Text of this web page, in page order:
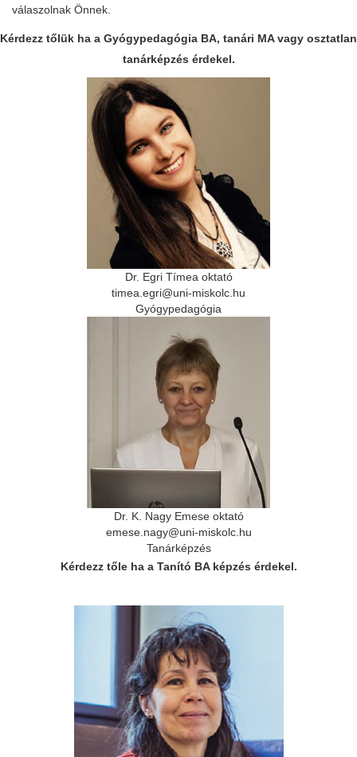
válaszolnak Önnek.
Kérdezz tőlük ha a Gyógypedagógia BA, tanári MA vagy osztatlan
tanárképzés érdekel.
Dr. Egri Tímea oktató
timea.egri@uni-miskolc.hu
Gyógypedagógia
Dr. K. Nagy Emese oktató
emese.nagy@uni-miskolc.hu
Tanárképzés
Kérdezz tőle ha a Tanító BA képzés érdekel.